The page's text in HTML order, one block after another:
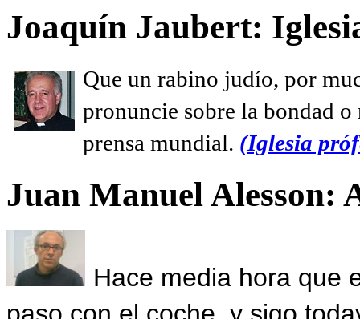
Joaquín Jaubert:
Que un rabino judío, por
pronuncie sobre la bondad
prensa mundial. (Iglesia
Juan Manuel Alesson:
Hace media hora que
paso con el coche, y sigo